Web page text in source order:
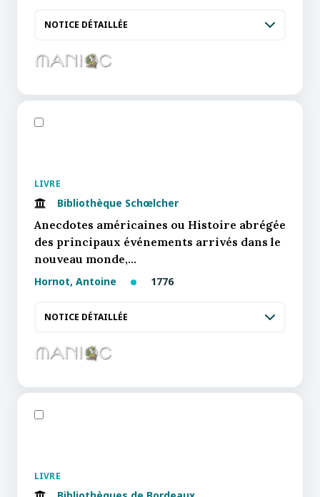
NOTICE DÉTAILLÉE
LIVRE
Bibliothèque Schœlcher
Anecdotes américaines ou Histoire abrégée
des principaux événements arrivés dans le
nouveau monde,…
Hornot, Antoine 1776
NOTICE DÉTAILLÉE
LIVRE